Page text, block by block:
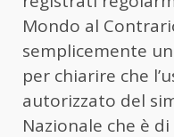
Mondo al
semplicemente
per chiarire che
autorizzato del
Nazionale che è